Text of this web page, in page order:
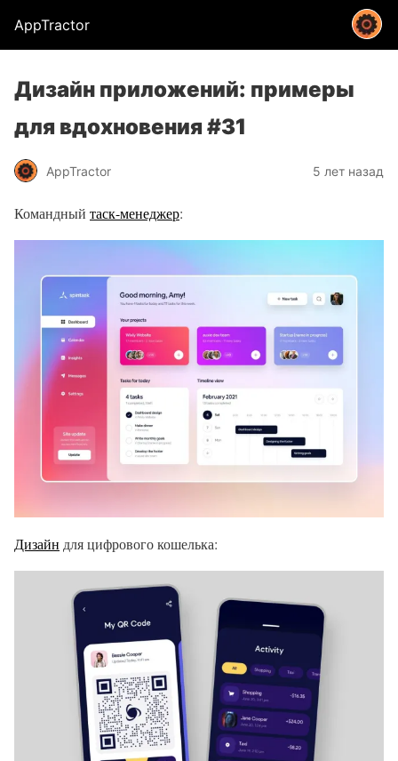
AppTractor
Дизайн приложений: примеры
для вдохновения #31
AppTractor 5 лет назад
Командный таск-менеджер:
Дизайн для цифрового кошелька: